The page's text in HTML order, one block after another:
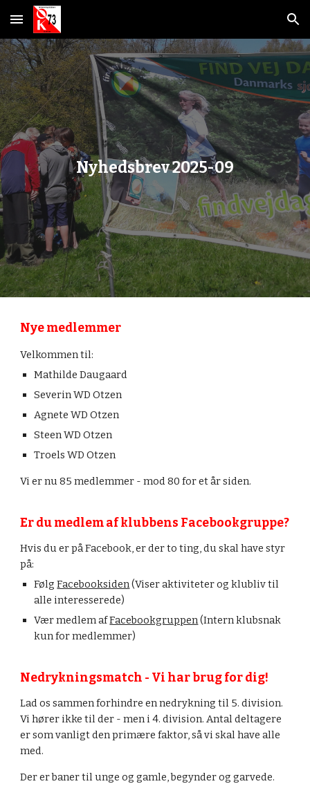
Skip to main content Skip to navigation
Nyhedsbrev 2025-09
Nye medlemmer
Velkommen til:
Mathilde Daugaard
Severin WD Otzen
Agnete WD Otzen
Steen WD Otzen
Troels WD Otzen
Vi er nu 85 medlemmer - mod 80 for et år siden.
Er du medlem af klubbens Facebookgruppe?
Hvis du er på Facebook, er der to ting, du skal have styr
på:
FølgFacebooksiden(Viser aktiviteter og klubliv til
alle interesserede)
Vær medlem afFacebookgruppen(Intern klubsnak
kun for medlemmer)
Nedrykningsmatch - Vi har brug for dig!
Lad os sammen forhindre en nedrykning til 5. division.
Vi hører ikke til der - men i 4. division. Antal deltagere
er som vanligt den primære faktor, så vi skal have alle
med.
Der er baner til unge og gamle, begynder og garvede.